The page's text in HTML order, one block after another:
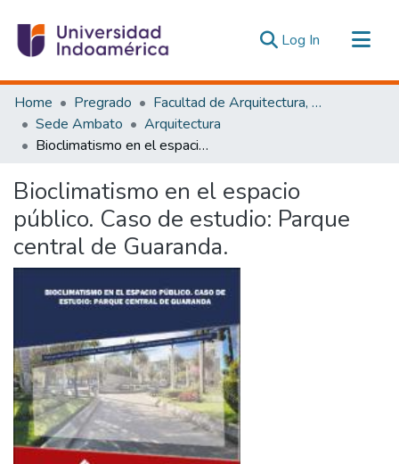
Log In (current)
Communities & Collections
All of DSpace
Statistics
Home Pregrado
Facultad de Arquitectura, Artes y Diseño
Sede Ambato
Arquitectura
Bioclimatismo en el espacio público. Caso de estudio: Parque central de Guaranda.
Bioclimatismo en el espacio
público. Caso de estudio: Parque
central de Guaranda.